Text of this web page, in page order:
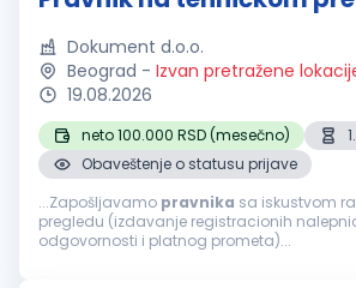
Dokument d.o.o.
Beograd - Izvan pretražene
19.08.2026
neto 100.000 RSD (mesečno)
Obaveštenje o statusu prijave
...Zapošljavamo pravnika sa iskustvom
pregledu (izdavanje registracionih
odgovornosti i platnog prometa)...